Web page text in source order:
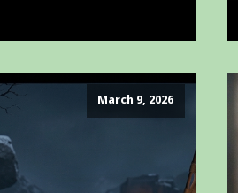
March 9, 2026